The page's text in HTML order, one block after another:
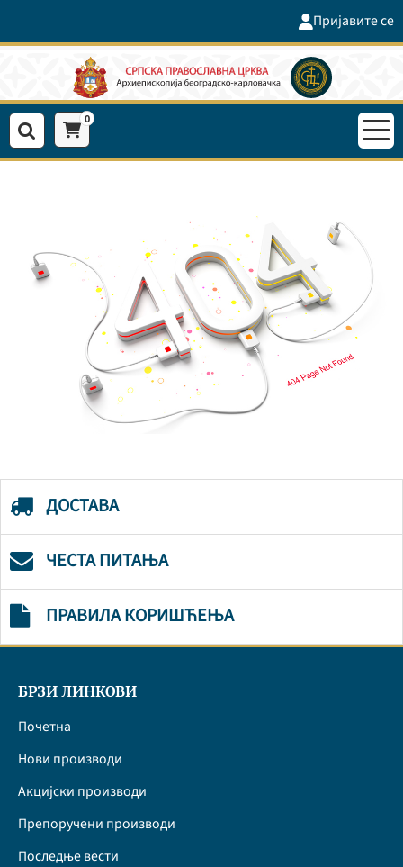
Пријавите се
0
ДОСТАВА
ЧЕСТА ПИТАЊА
ПРАВИЛА КОРИШЋЕЊА
БРЗИ ЛИНКОВИ
Почетна
Нови производи
Акцијски производи
Препоручени производи
Последње вести